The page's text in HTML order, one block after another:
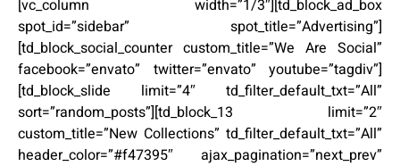
[vc_column width=”1/3″][td_block_ad_box
spot_id=”sidebar” spot_title=”Advertising”]
[td_block_social_counter custom_title=”We Are Social”
facebook=”envato” twitter=”envato” youtube=”tagdiv”]
[td_block_slide limit=”4″ td_filter_default_txt=”All”
sort=”random_posts”][td_block_13 limit=”2″
custom_title=”New Collections” td_filter_default_txt=”All”
header_color=”#f47395″ ajax_pagination=”next_prev”